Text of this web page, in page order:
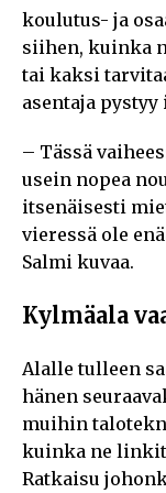
koulutus- ja
siihen, kuinka
tai kaksi
asentaja
– Tässä
usein nopea
itsenäisesti
vieressä ole
Salmi kuvaa.
Kylmäala
Alalle tulleen
hänen
muihin
kuinka ne
Ratkaisu